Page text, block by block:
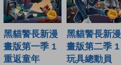
黑貓警長新漫
畫版第一季 1
重返童年
黑貓警長新漫
畫版第二季 1
玩具總動員